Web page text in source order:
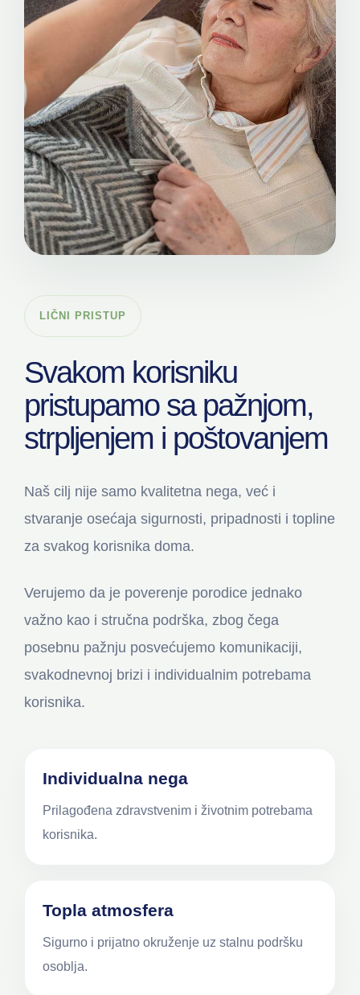
LIČNI PRISTUP
Svakom korisniku
pristupamo sa pažnjom,
strpljenjem i poštovanjem
Naš cilj nije samo kvalitetna nega, već i
stvaranje osećaja sigurnosti, pripadnosti i topline
za svakog korisnika doma.
Verujemo da je poverenje porodice jednako
važno kao i stručna podrška, zbog čega
posebnu pažnju posvećujemo komunikaciji,
svakodnevnoj brizi i individualnim potrebama
korisnika.
Individualna nega
Prilagođena zdravstvenim i životnim potrebama
korisnika.
Topla atmosfera
Sigurno i prijatno okruženje uz stalnu podršku
osoblja.